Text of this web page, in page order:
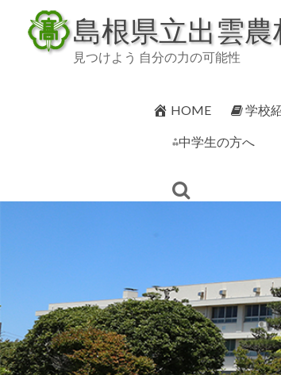
content
島根県立出雲
見つけよう 自分の力の可能性
HOME 学校
⁂中学生の方へ